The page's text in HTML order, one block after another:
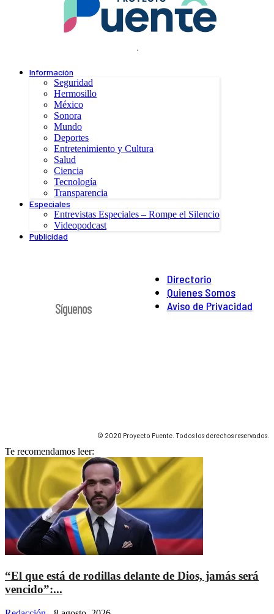
.
Información
Seguridad
Hermosillo
México
Sonora
Mundo
Deportes
Entretenimiento y Cultura
Salud
Ciencia
Tecnología
Transparencia
Especiales
Entrevistas Especiales – Rompe el Silencio
Videopodcast
Publicidad
Directorio
Quienes Somos
Aviso de Privacidad
Síguenos
© 2020 Proyecto Puente. Todos los derechos reservados.
Te recomendamos leer:
“El que está de rodillas delante de Dios, jamás será
vencido”:...